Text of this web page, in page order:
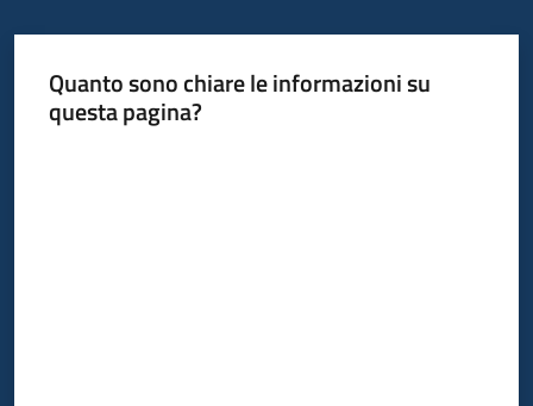
Quanto sono chiare le informazioni su
questa pagina?